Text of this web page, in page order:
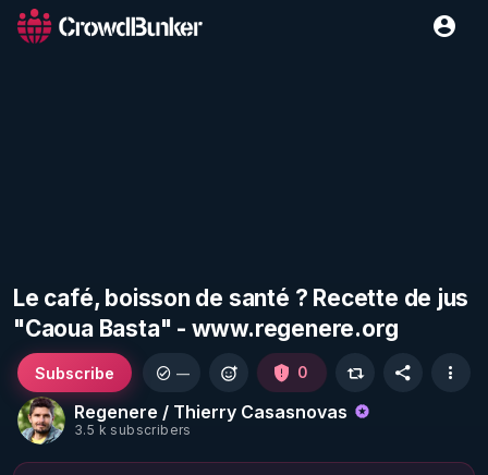
Le café, boisson de santé ? Recette de jus
"Caoua Basta" - www.regenere.org
Regenere / Thierry Casasnovas
3.5 k subscribers
Subscribe — 0